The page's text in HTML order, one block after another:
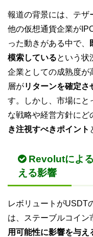
報道の背景には、テザ
他の仮想通貨企業が
った動きがある中で、
模索しているという状
企業としての成熟度が
層がリターンを確定
す。しかし、市場にと
な戦略や経営方針にど
き注視すべきポイント
Revolutによ
える影響
レボリュートがUSDT
は、ステーブルコイ
用可能性に影響を与え